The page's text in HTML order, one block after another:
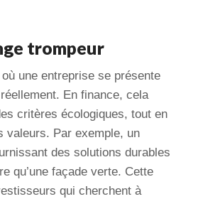
trompeur
une entreprise se présente
En finance, cela
critères écologiques, tout en
valeurs. Par exemple, un
des solutions durables
qu’une façade verte. Cette
qui cherchent à